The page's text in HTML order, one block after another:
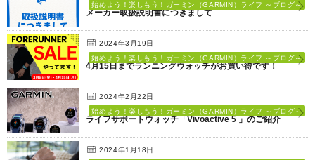
始めよう！楽しもう！ガーミン（GARMIN）ライフ ～ブログ～
メーカー取扱説明書につきまして
2024年3月19日
始めよう！楽しもう！ガーミン（GARMIN）ライフ ～ブログ～
4月15日までランニングウォッチがお買い得です！
2024年2月22日
始めよう！楽しもう！ガーミン（GARMIN）ライフ ～ブログ～
ライフサポートウォッチ「Vivoactive 5 」のご紹介
2024年1月18日